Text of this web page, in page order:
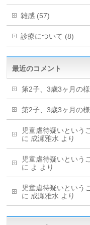
雑感 (57)
診療について (8)
最近のコメント
第2子、3歳3ヶ月の
第2子、3歳3ヶ月の
児童虐待疑いという
に 成瀬雅水 より
児童虐待疑いという
に よ より
児童虐待疑いという
に 成瀬雅水 より